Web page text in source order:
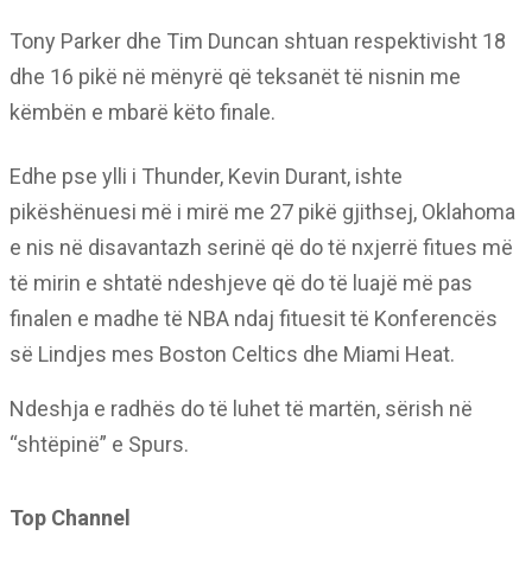
Tony Parker dhe Tim Duncan shtuan respektivisht 18
dhe 16 pikë në mënyrë që teksanët të nisnin me
këmbën e mbarë këto finale.
Edhe pse ylli i Thunder, Kevin Durant, ishte
pikëshënuesi më i mirë me 27 pikë gjithsej, Oklahoma
e nis në disavantazh serinë që do të nxjerrë fitues më
të mirin e shtatë ndeshjeve që do të luajë më pas
finalen e madhe të NBA ndaj fituesit të Konferencës
së Lindjes mes Boston Celtics dhe Miami Heat.
Ndeshja e radhës do të luhet të martën, sërish në
“shtëpinë” e Spurs.
Top Channel